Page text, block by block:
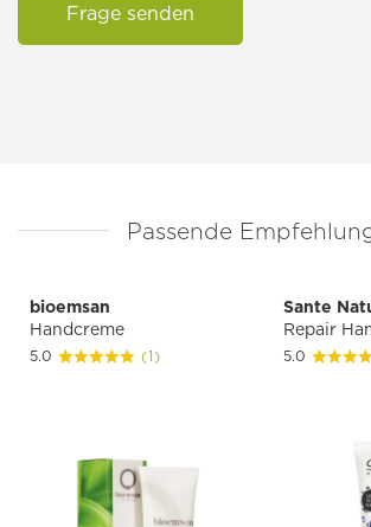
Frage senden
Passende
bioemsan
Handcreme
5.0 (1)
Sante
Repair
5.0